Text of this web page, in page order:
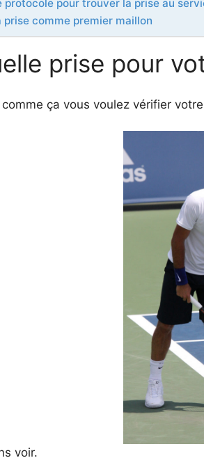
protocole pour trouver la prise au
prise comme premier maillon
prise pour
ça vous voulez vérifier
voir.